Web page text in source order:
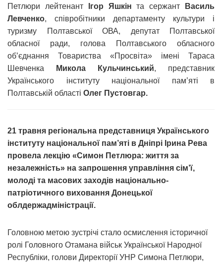
Петлюри лейтенант
Ігор Яшкін та сержант
Василь
Левченко, співробітники департаменту культури і
туризму Полтавської ОВА, депутат Полтавської
обласної ради, голова Полтавського обласного
об’єднання Товариства «Просвіта» імені Тараса
Шевченка
Микола Кульчинський, представник
Українського інституту національної пам’яті в
Полтавській області Олег Пустовгар.
21 травня регіональна представниця Українського
інституту національної пам’яті в Дніпрі Ірина Рева
провела лекцію «Симон Петлюра: життя за
незалежність» на запрошення управління сім’ї,
молоді та масових заходів національно-
патріотичного виховання Донецької
облдержадміністрації.
Головною метою зустрічі стало осмислення історичної
ролі Головного Отамана військ Української Народної
Республіки, голови Директорії УНР Симона Петлюри,